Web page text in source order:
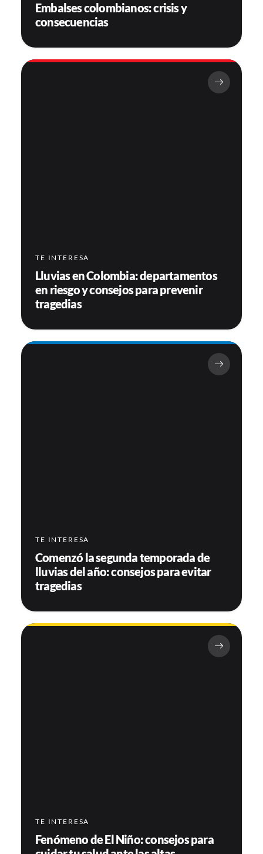
Embalses colombianos: crisis y
consecuencias
TE INTERESA
Lluvias en Colombia: departamentos
en riesgo y consejos para prevenir
tragedias
TE INTERESA
Comenzó la segunda temporada de
lluvias del año: consejos para evitar
tragedias
TE INTERESA
Fenómeno de El Niño: consejos para